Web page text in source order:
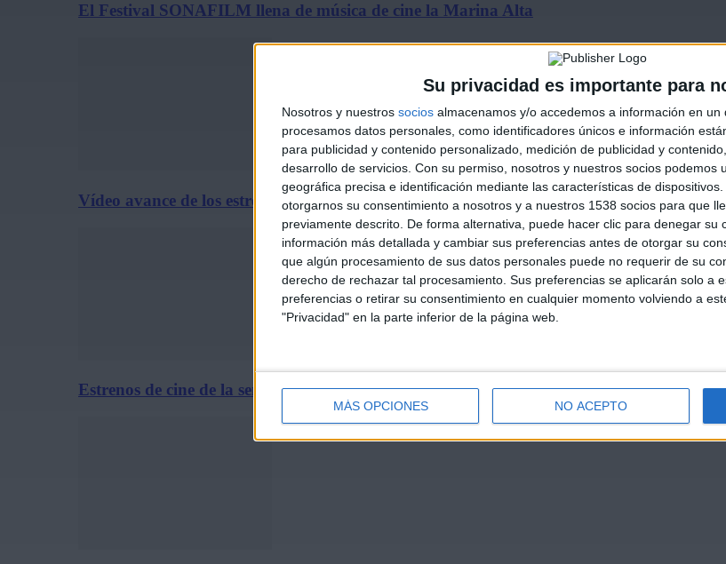
Su privacidad es importante para
Nosotros y nuestros socios almacenamos y/o accedemos a información en un
procesamos datos personales, como identificadores únicos e información
para publicidad y contenido personalizado, medición de publicidad y
desarrollo de servicios. Con su permiso, nosotros y nuestros socios podemos
geográfica precisa e identificación mediante las características de
otorgarnos su consentimiento a nosotros y a nuestros 1538 socios para que
previamente descrito. De forma alternativa, puede hacer clic para denegar su
información más detallada y cambiar sus preferencias antes de otorgar su
que algún procesamiento de sus datos personales puede no requerir de su
derecho de rechazar tal procesamiento. Sus preferencias se aplicarán solo a
preferencias o retirar su consentimiento en cualquier momento volviendo a
"Privacidad" en la parte inferior de la página web.
MÁS OPCIONES NO ACEPTO
El Festival SONAFILM llena de música de cine la Marina Alta
Vídeo avance de los estrenos de cine del 31 de julio…
Estrenos de cine de la semana: 31 de julio de 2026